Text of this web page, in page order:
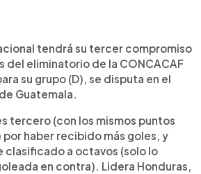
tendrá su tercer compromiso
del eliminatorio de la CONCACAF
su grupo (D), se disputa en el
Guatemala.
tercero (con los mismos puntos
haber recibido más goles, y
a octavos (solo lo
en contra). Lidera Honduras,